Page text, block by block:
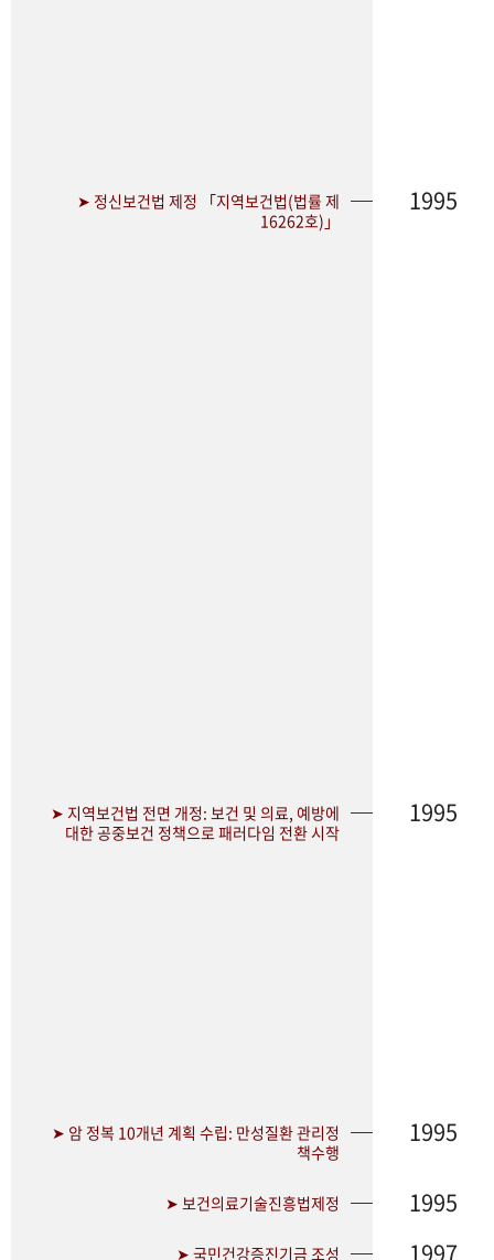
➤ 정신보건법 제정 「지역보건법(법률 제
16262호)」
1995
➤ 지역보건법 전면 개정: 보건 및 의료, 예방에
대한 공중보건 정책으로 패러다임 전환 시작
1995
➤ 암 정복 10개년 계획 수립: 만성질환 관리정
책수행
1995
➤ 보건의료기술진흥법제정 1995
➤ 국민건강증진기금 조성 1997